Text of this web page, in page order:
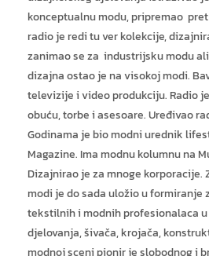
konceptualnu modu, pripremao
radio je redi tu ver kolekcije,
zanimao se za industrijsku modu
dizajna ostao je na visokoj modi.
televizije i video produkciju. Radio
obuću, torbe i asesoare. Uređivao
Godinama je bio modni urednik
Magazine. Ima modnu kolumnu na
Dizajnirao je za mnoge korporacije.
modi je do sada uložio u formiranje
tekstilnih i modnih profesionalaca
djelovanja, šivača, krojača,